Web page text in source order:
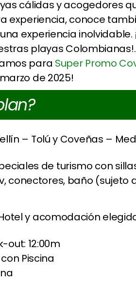
cálidas y acogedores
experiencia, conoce
experiencia inolvidable.
playas
para Super Promo
de 2025!
– Tolú y Coveñas –
de turismo con
conectores, baño (sujeto
y acomodación
out: 12:00m
Piscina